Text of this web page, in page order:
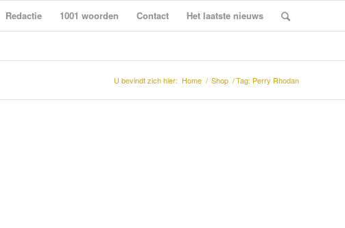
Redactie 1001 woorden Contact Het laatste nieuws
U bevindt zich hier: Home / Shop /Tag: Perry Rhodan